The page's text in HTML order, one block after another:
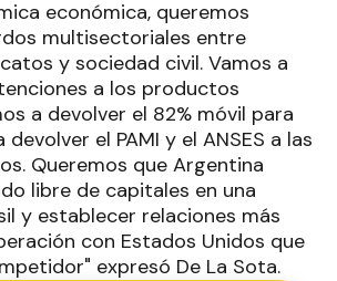
económica, queremos
multisectoriales entre
y sociedad civil. Vamos a
a los productos
a devolver el 82% móvil para
el PAMI y el ANSES a las
Queremos que Argentina
libre de capitales en una
y establecer relaciones más
con Estados Unidos que
expresó De La Sota.